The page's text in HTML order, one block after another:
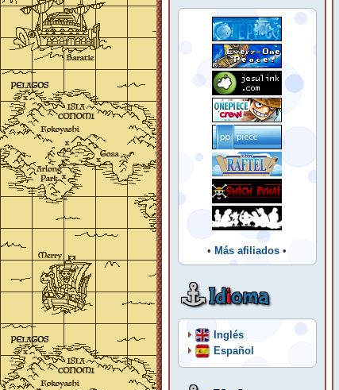
• Más afiliados •
Idioma
Inglés
Español